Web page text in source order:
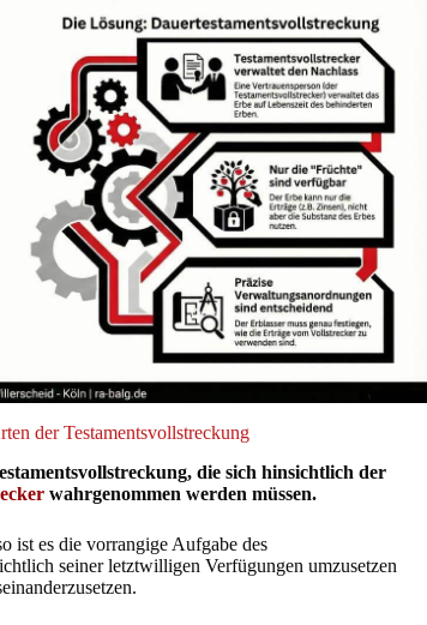
der Testamentsvollstreckung
die sich hinsichtlich der
wahrgenommen werden müssen.
ist es die vorrangige Aufgabe des
seiner letztwilligen Verfügungen umzusetzen